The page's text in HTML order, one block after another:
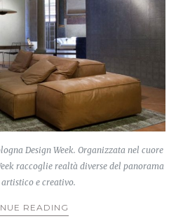
Design Week. Organizzata nel cuore
raccoglie realtà diverse del panorama
e creativo.
READING